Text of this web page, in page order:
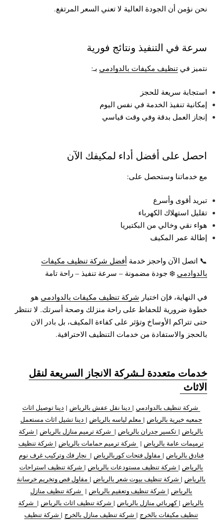
نحن نؤمن أن الجودة العالية لا تعني السعر المرتفع.
سرعة في التنفيذ ونتائج فورية
نتميز في تنظيف مكيفات بالدوادمي بـ:
استجابة سريعة للحجز
إمكانية تنفيذ الخدمة في نفس اليوم
إنجاز العمل بدقة وفي وقت قياسي
احصل على أفضل أداء لمكيفك الآن
مع خدماتنا وستحصل على:
تبريد أقوى وأسرع
تقليل استهلاك الكهرباء
هواء نقي وخالي من البكتيريا
إطالة عمر المكيف
📞 اتصل الآن واحجز خدمة أفضل شركة تنظيف مكيفات
بالدوادمي ❄️ جودة مضمونة – سرعة تنفيذ – راحة تامة
في النهاية، فإن اختيار شركة تنظيف مكيفات بالدوادمي هو
خطوة ضرورية للحفاظ على راحة منزلك وصحة أسرتك. لا تنتظر
حتى تتراكم الأوساخ وتؤثر على كفاءة المكيف، بل بادر الان
بالحجز والاستفادة من خدمات التنظيف الاحترافية.
خدمات متعددة لـشركة الانجاز السريعة لنقل
الاثاث
شركة تنظيف بالدوادمي | دينا نقل عفش بالرياض | دينا توصيل اثاث
جمعيه خيرية بالرياض | معلم لياسه بالرياض | دينا تشيل اثاث مستعمل
بالرياض | تكسير جدران بالرياض | شركة ترميم منازل بالرياض | شركة
ترميمات عامة بالرياض | شركة ترميم حمامات بالرياض | شركة تنظيف
فنادق بالرياض | مقاول فتحات كوربالرياض | نجار فك وتركيب غرف نوم
بالرياض | شركة تنظيف مستودعات بالرياض | شركة تنظيف استراحات
بالرياض | شركة تنظيف بيوت شعر بالرياض | مقاول قص وتخريم خرسانة
بالرياض | شركة تنظيف وتعقيم بالرياض | شركة تنظيف منازل
بالرياض |كهربائي منازل بالرياض | شركة تنظيف اثاث بالرياض | شركة
تنظيف مكيفات بالخرج | شركة تنظيف منازل بالخرج | شركة تنظيف